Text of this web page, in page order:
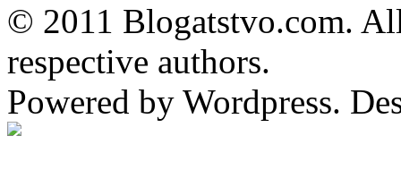
© 2011 Blogatstvo.com.
respective authors.
Powered by Wordpress.